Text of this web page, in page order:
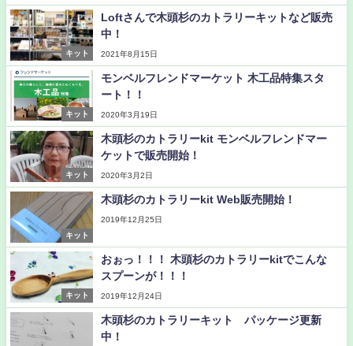
キット
Loftさんで木頭杉のカトラリーキットなど販売
中！
2021年8月15日
キット
モンベルフレンドマーケット 木工品特集スタ
ート！！
2020年3月19日
キット
木頭杉のカトラリーkit モンベルフレンドマー
ケットで販売開始！
2020年3月2日
キット
木頭杉のカトラリーkit Web販売開始！
2019年12月25日
キット
おぉっ！！！ 木頭杉のカトラリーkitでこんな
スプーンが！！！
2019年12月24日
木頭杉のカトラリーキット パッケージ更新
中！